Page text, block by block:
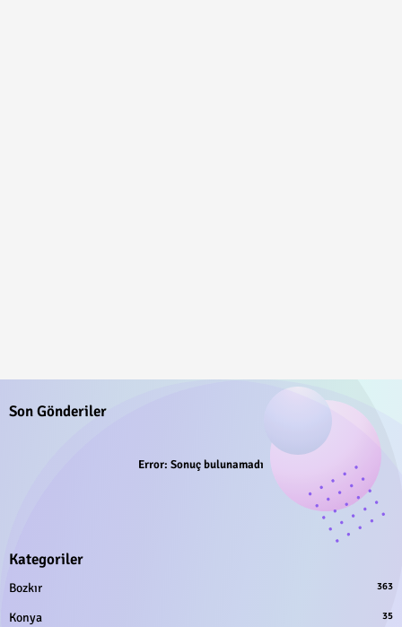
Son Gönderiler
Error: Sonuç bulunamadı
Kategoriler
Bozkır 363
Konya 35